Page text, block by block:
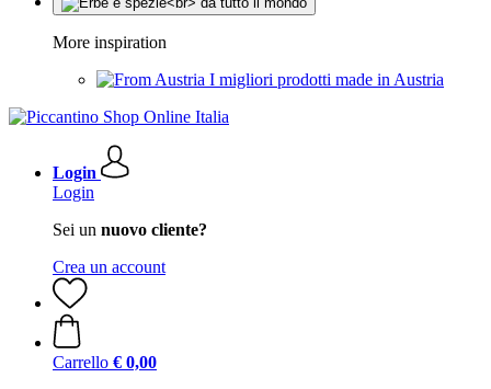
More inspiration
I migliori prodotti made in Austria
Login
Login
Sei un nuovo cliente?
Crea un account
Carrello € 0,00